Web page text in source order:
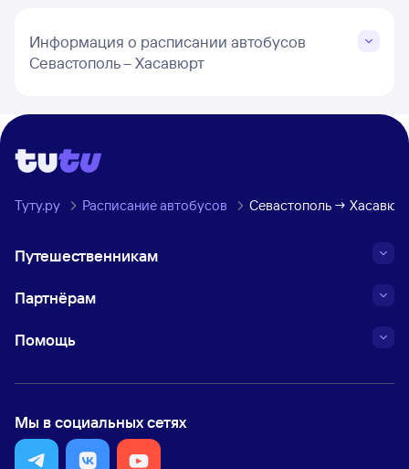
Информация о расписании автобусов
Севастополь – Хасавюрт
Туту.ру Расписание автобусов Севастополь →
Путешественникам
Партнёрам
Помощь
Мы в социальных сетях